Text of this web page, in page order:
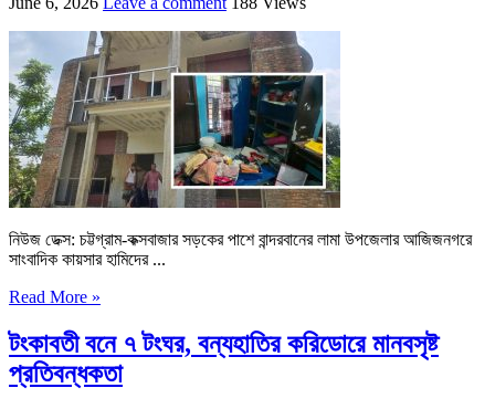
নিউজ ডেক্স: চট্টগ্রাম-কক্সবাজার সড়কের পাশে বান্দরবানের লামা উপজেলার আজিজনগরে
সাংবাদিক কায়সার হামিদের ...
Read More »
টংকাবতী বনে ৭ টংঘর, বন্যহাতির করিডোরে মানবসৃষ্ট
প্রতিবন্ধকতা